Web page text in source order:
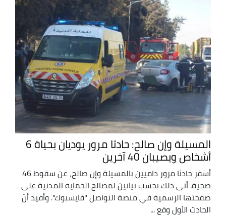
المسيلة وإن صالح: حادثا مرور يوديان بحياة 6
أشخاص ويصيبان 40 آخرين
أسفر حادثا مرور داميين بالمسيلة وإن صالح، عن سقوط 46
ضحية. أتى ذلك بحسب بيانين لمصالح الحماية المدنية على
صفحتها الرسمية في منصة التواصل "فايسبوك". وأفيد أنّ
الحادث الأول وقع ...